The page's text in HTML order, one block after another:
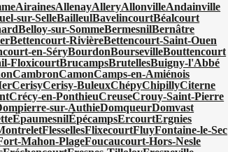
AirainesAllenayAlleryAllonvilleAndainville
sur-SelleBailleulBavelincourtBéalcourt
Belloy-sur-SommeBermesnilBernâtre
Bettencourt-RivièreBettencourt-Saint-Ouen
en-SéryBourdonBoursevilleBouttencourt
FloxicourtBrucampsBrutellesBuigny-l'Abbé
CambronCamonCamps-en-Amiénois
CerisyCerisy-BuleuxChépyChipillyCiterne
Crécy-en-PonthieuCreuseCrouy-Saint-Pierre
sur-AuthieDomqueurDomvast
ÉpaumesnilÉpécampsErcourtErgnies
FlessellesFlixecourtFluyFontaine-le-Sec
Mahon-PlageFoucaucourt-Hors-Nesle